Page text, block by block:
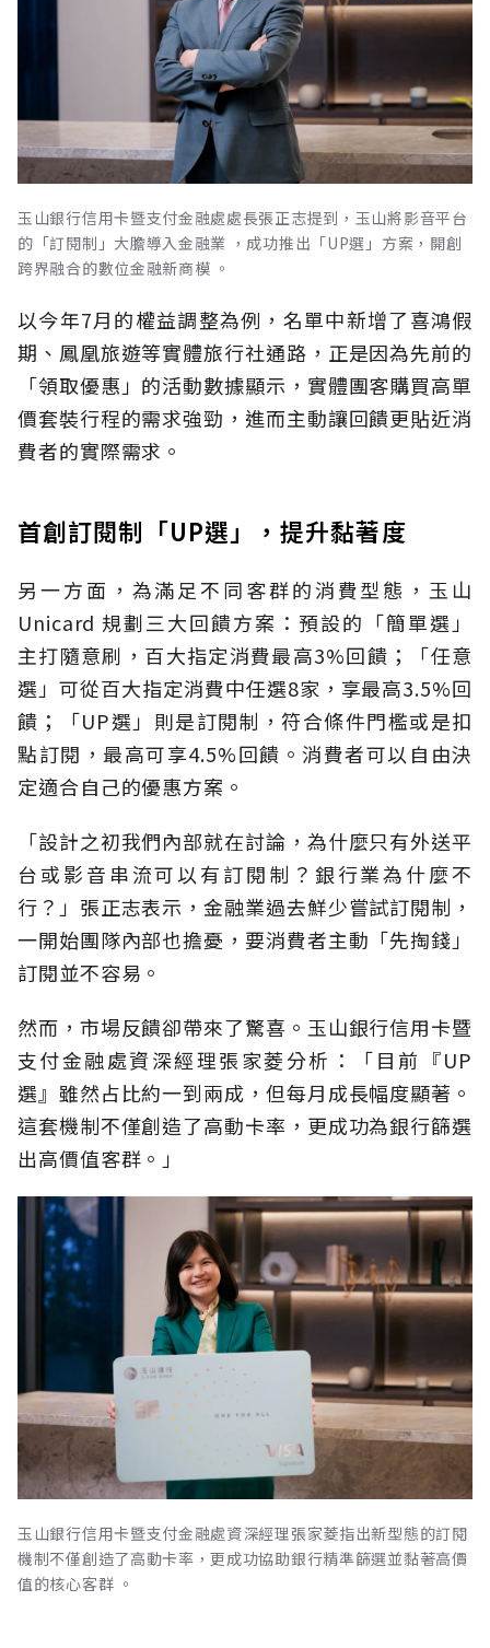
玉山銀行信用卡暨支付金融處處長張正志提到，玉山將影音平台
的「訂閱制」大膽導入金融業 ，成功推出「UP選」方案，開創
跨界融合的數位金融新商模 。
以今年7月的權益調整為例，名單中新增了喜鴻假
期、鳳凰旅遊等實體旅行社通路，正是因為先前的
「領取優惠」的活動數據顯示，實體團客購買高單
價套裝行程的需求強勁，進而主動讓回饋更貼近消
費者的實際需求。
首創訂閱制「UP選」，提升黏著度
另一方面，為滿足不同客群的消費型態，玉山
Unicard 規劃三大回饋方案：預設的「簡單選」
主打隨意刷，百大指定消費最高3%回饋；「任意
選」可從百大指定消費中任選8家，享最高3.5%回
饋；「UP選」則是訂閱制，符合條件門檻或是扣
點訂閱，最高可享4.5%回饋。消費者可以自由決
定適合自己的優惠方案。
「設計之初我們內部就在討論，為什麼只有外送平
台或影音串流可以有訂閱制？銀行業為什麼不
行？」張正志表示，金融業過去鮮少嘗試訂閱制，
一開始團隊內部也擔憂，要消費者主動「先掏錢」
訂閱並不容易。
然而，市場反饋卻帶來了驚喜。玉山銀行信用卡暨
支付金融處資深經理張家菱分析：「目前『UP
選』雖然占比約一到兩成，但每月成長幅度顯著。
這套機制不僅創造了高動卡率，更成功為銀行篩選
出高價值客群。」
玉山銀行信用卡暨支付金融處資深經理張家菱指出新型態的訂閱
機制不僅創造了高動卡率，更成功協助銀行精準篩選並黏著高價
值的核心客群 。